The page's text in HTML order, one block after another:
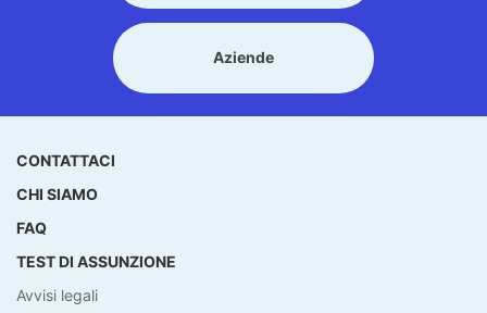
Aziende
CONTATTACI
CHI SIAMO
FAQ
TEST DI ASSUNZIONE
Avvisi legali